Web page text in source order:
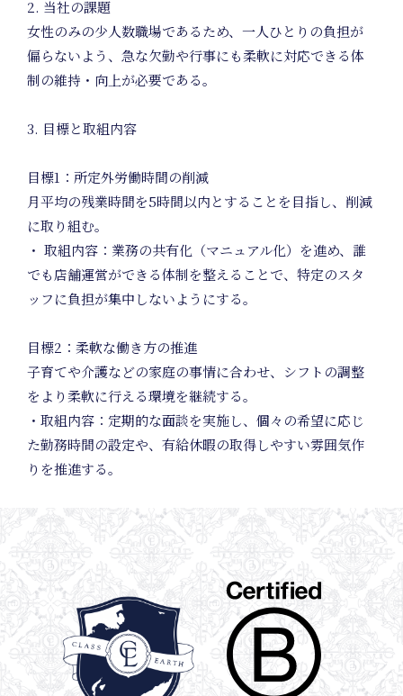
News
2. 当社の課題
女性のみの少人数職場であるため、一人ひとりの負担が
偏らないよう、急な欠勤や行事にも柔軟に対応できる体
制の維持・向上が必要である。
3. 目標と取組内容
目標1：所定外労働時間の削減
月平均の残業時間を5時間以内とすることを目指し、削減
に取り組む。
・ 取組内容：業務の共有化（マニュアル化）を進め、誰
でも店舗運営ができる体制を整えることで、特定のスタ
ッフに負担が集中しないようにする。
目標2：柔軟な働き方の推進
子育てや介護などの家庭の事情に合わせ、シフトの調整
をより柔軟に行える環境を継続する。
・取組内容：定期的な面談を実施し、個々の希望に応じ
た勤務時間の設定や、有給休暇の取得しやすい雰囲気作
りを推進する。